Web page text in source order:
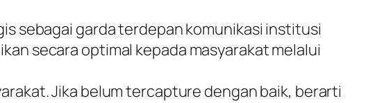
sebagai garda terdepan komunikasi institusi
secara optimal kepada masyarakat melalui
Jika belum tercapture dengan baik, berarti